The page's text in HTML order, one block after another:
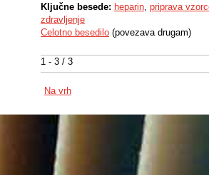
1 - 3 / 3
Ključne besede: heparin, priprava
zdravljenje
Celotno besedilo (povezava drugam)
Na vrh